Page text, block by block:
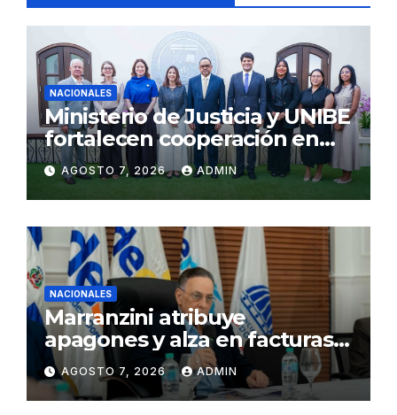
NACIONALES
Ministerio de Justicia y UNIBE
fortalecen cooperación en
Justicia y Derechos Humanos
AGOSTO 7, 2026 ADMIN
NACIONALES
Marranzini atribuye
apagones y alza en facturas
eléctricas al calor y procesos
de mantenimiento
AGOSTO 7, 2026 ADMIN